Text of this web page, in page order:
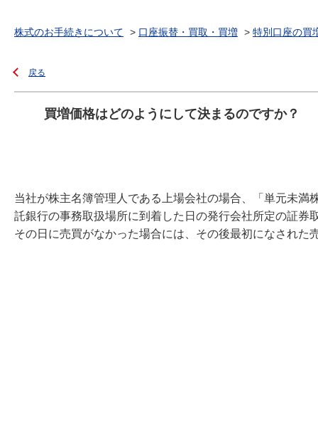
株式のお手続きについて > 口座振替・買取・買増 > 特別口座の買
戻る
買増価格はどのようにして決まるのですか？
当社が株主名簿管理人である上場会社の場合、「単元未
託銀行の事務取扱場所に到着した日の発行会社所定の証券
その日に売買がなかった場合には、その後最初になされた